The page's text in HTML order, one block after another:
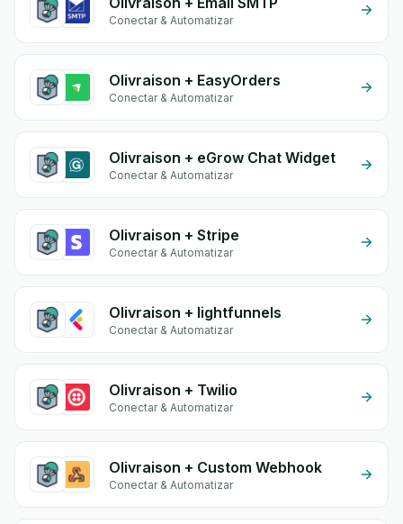
Conectar & Automatizar
Olivraison + EasyOrders
Conectar & Automatizar
Olivraison + eGrow Chat Widget
Conectar & Automatizar
Olivraison + Stripe
Conectar & Automatizar
Olivraison + lightfunnels
Conectar & Automatizar
Olivraison + Twilio
Conectar & Automatizar
Olivraison + Custom Webhook
Conectar & Automatizar